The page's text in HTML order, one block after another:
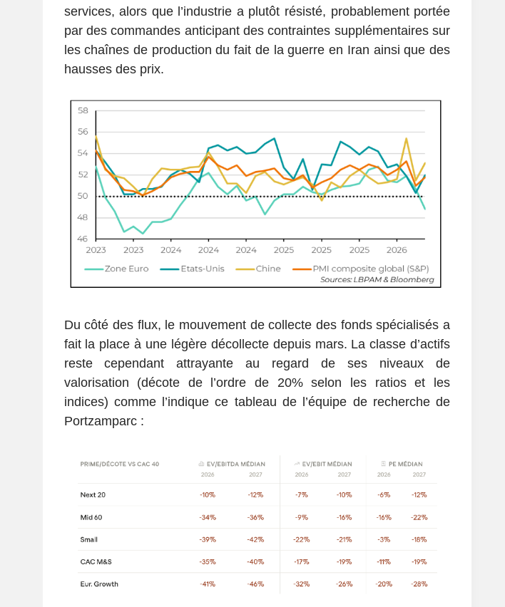
services, alors que l’industrie a plutôt résisté, probablement portée
par des commandes anticipant des contraintes supplémentaires sur
les chaînes de production du fait de la guerre en Iran ainsi que des
hausses des prix.
Du côté des flux, le mouvement de collecte des fonds spécialisés a
fait la place à une légère décollecte depuis mars. La classe d’actifs
reste cependant attrayante au regard de ses niveaux de
valorisation (décote de l’ordre de 20% selon les ratios et les
indices) comme l’indique ce tableau de l’équipe de recherche de
Portzamparc :